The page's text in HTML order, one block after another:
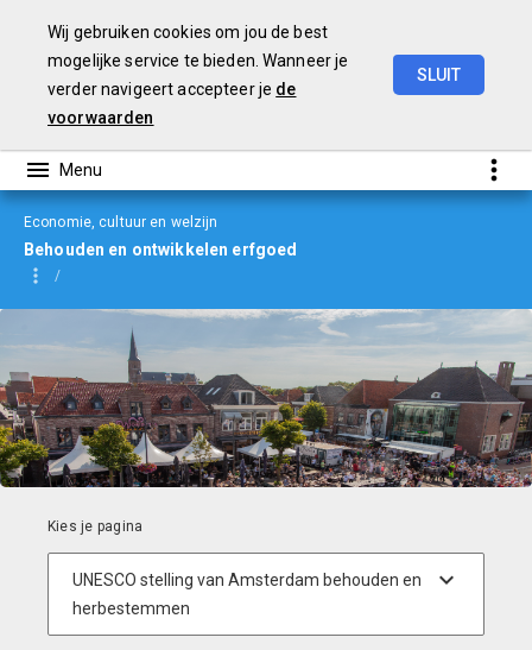
Wij gebruiken cookies om jou de best
mogelijke service te bieden. Wanneer je
verder navigeert accepteer je de
voorwaarden
SLUIT
Economie, cultuur en welzijn
Behouden en ontwikkelen erfgoed